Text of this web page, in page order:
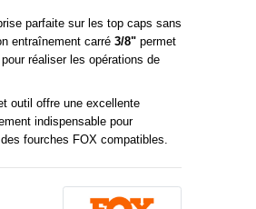
parfaite sur les top caps sans
entraînement carré 3/8" permet
réaliser les opérations de
outil offre une excellente
indispensable pour
fourches FOX compatibles.